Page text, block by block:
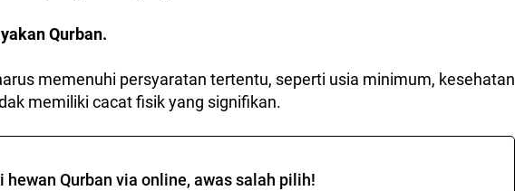
Qurban.
memenuhi persyaratan tertentu, seperti usia minimum, kesehatan
memiliki cacat fisik yang signifikan.
hewan Qurban via online, awas salah pilih!